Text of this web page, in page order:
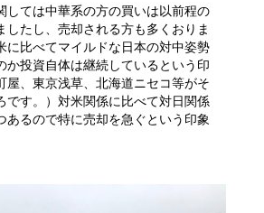
しては中華系の方の買いは以前程の
したし、売却される方も多くおりま
に比べてマイルドな日本の対中姿勢
か投資自体は継続しているという印
屋、東京浅草、北海道ニセコ等がそ
です。）対米関係に比べて対日関係
あるので特に売却を急ぐという印象